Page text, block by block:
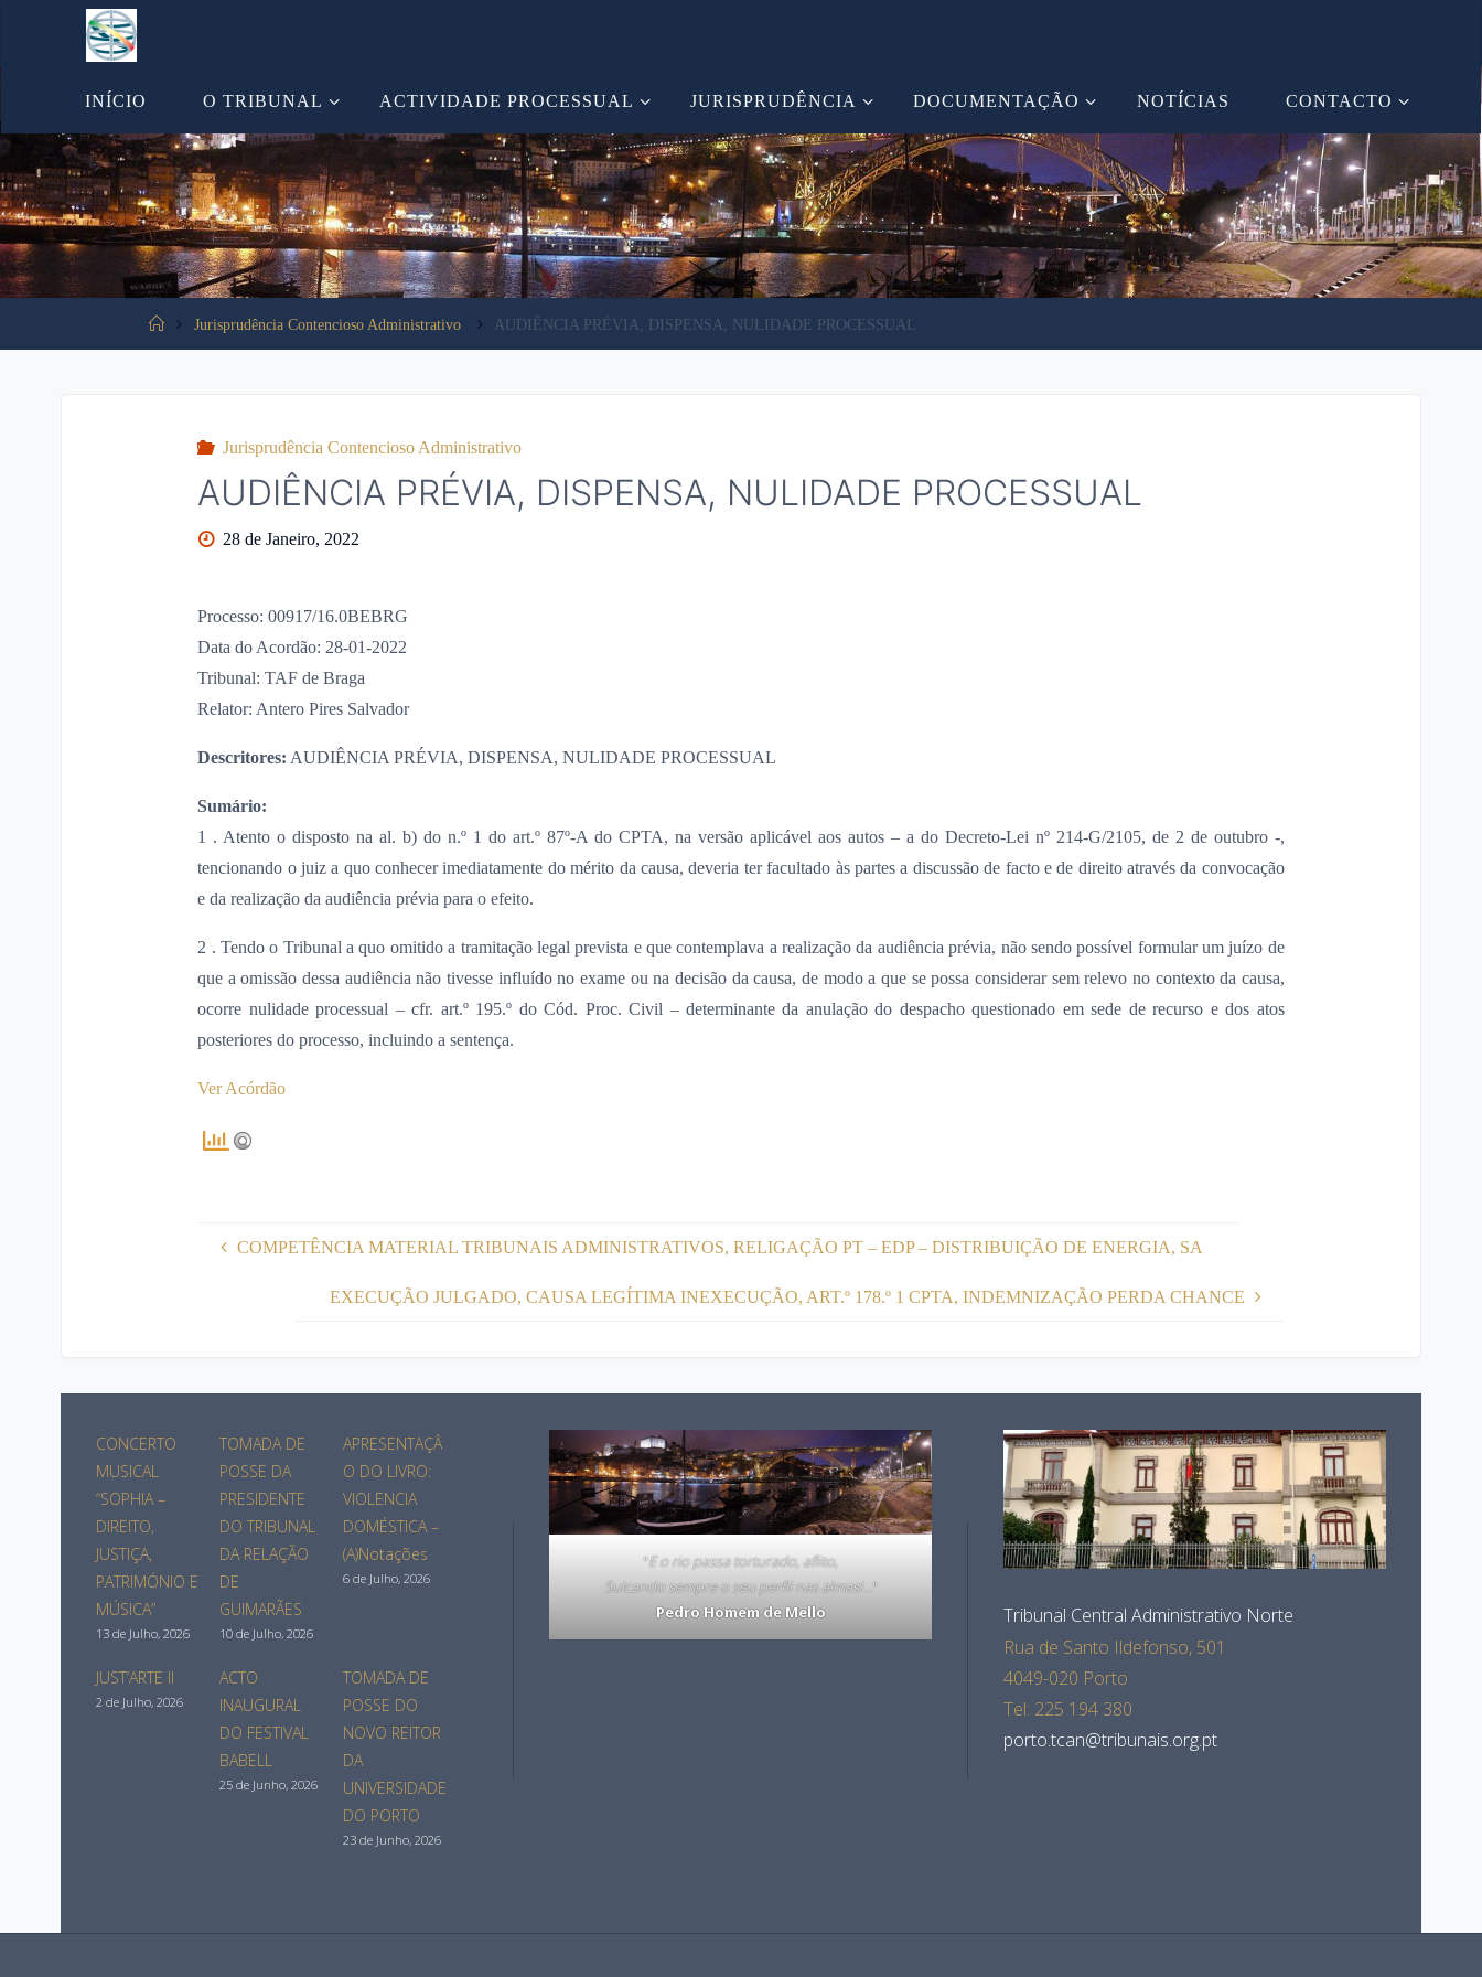
INÍCIO O TRIBUNAL ACTIVIDADE PROCESSUAL JURISPRUDÊNCIA DOCUMENTAÇÃO NOTÍCIAS CONTACTO
Jurisprudência Contencioso Administrativo AUDIÊNCIA PRÉVIA, DISPENSA, NULIDADE PROCESSUAL
Jurisprudência Contencioso Administrativo
AUDIÊNCIA PRÉVIA, DISPENSA, NULIDADE PROCESSUAL
28 de Janeiro, 2022
Processo: 00917/16.0BEBRG
Data do Acordão: 28-01-2022
Tribunal: TAF de Braga
Relator: Antero Pires Salvador
Descritores: AUDIÊNCIA PRÉVIA, DISPENSA, NULIDADE PROCESSUAL
Sumário:
1 . Atento o disposto na al. b) do n.º 1 do art.º 87º-A do CPTA, na versão aplicável aos autos – a do Decreto-Lei nº 214-G/2105, de 2 de outubro -,
tencionando o juiz a quo conhecer imediatamente do mérito da causa, deveria ter facultado às partes a discussão de facto e de direito através da convocação
e da realização da audiência prévia para o efeito.
2 . Tendo o Tribunal a quo omitido a tramitação legal prevista e que contemplava a realização da audiência prévia, não sendo possível formular um juízo de
que a omissão dessa audiência não tivesse influído no exame ou na decisão da causa, de modo a que se possa considerar sem relevo no contexto da causa,
ocorre nulidade processual – cfr. art.º 195.º do Cód. Proc. Civil – determinante da anulação do despacho questionado em sede de recurso e dos atos
posteriores do processo, incluindo a sentença.
Ver Acórdão
COMPETÊNCIA MATERIAL TRIBUNAIS ADMINISTRATIVOS, RELIGAÇÃO PT – EDP – DISTRIBUIÇÃO DE ENERGIA, SA
EXECUÇÃO JULGADO, CAUSA LEGÍTIMA INEXECUÇÃO, ART.º 178.º 1 CPTA, INDEMNIZAÇÃO PERDA CHANCE
CONCERTO
MUSICAL
“SOPHIA –
DIREITO,
JUSTIÇA,
PATRIMÓNIO E
MÚSICA”
13 de Julho, 2026
TOMADA DE
POSSE DA
PRESIDENTE
DO TRIBUNAL
DA RELAÇÃO
DE
GUIMARÃES
10 de Julho, 2026
APRESENTAÇÂ
O DO LIVRO:
VIOLENCIA
DOMÉSTICA –
(A)Notações
6 de Julho, 2026
JUST’ARTE II
2 de Julho, 2026
ACTO
INAUGURAL
DO FESTIVAL
BABELL
25 de Junho, 2026
TOMADA DE
POSSE DO
NOVO REITOR
DA
UNIVERSIDADE
DO PORTO
23 de Junho, 2026
"E o rio passa torturado, aflito,
Sulcando sempre o seu perfil nas almas!…"
Pedro Homem de Mello
Tribunal Central Administrativo Norte
Rua de Santo Ildefonso, 501
4049-020 Porto
Tel: 225 194 380
porto.tcan@tribunais.org.pt
Tooltip content